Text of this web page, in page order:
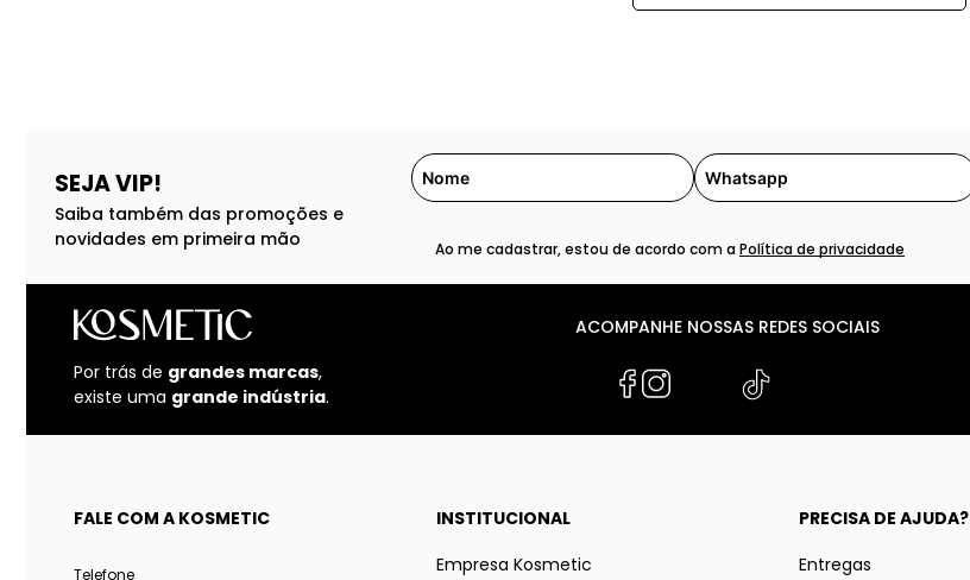
SEJA VIP!
Saiba também das promoções e
novidades em primeira mão
Ao me cadastrar, estou de acordo com aPolítica de privacidade
Por trás de grandes marcas,
existe uma grande indústria.
ACOMPANHE NOSSAS REDES SOCIAIS
FALE COM A KOSMETIC
Telefone
INSTITUCIONAL
Empresa Kosmetic
PRECISA DE AJUDA?
Entregas